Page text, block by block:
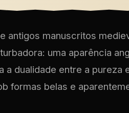
antigos manuscritos
uma aparência
a dualidade entre a
formas belas e